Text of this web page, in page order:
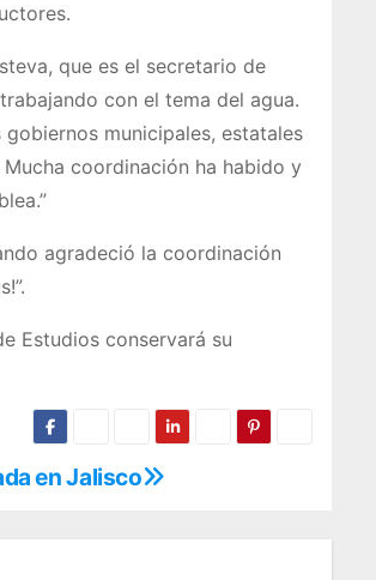
que es el secretario de
con el tema del agua.
municipales, estatales
coordinación ha habido y
agradeció la coordinación
Estudios conservará su
en Jalisco